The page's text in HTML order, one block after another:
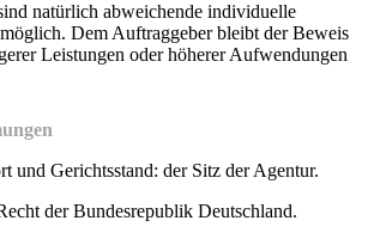
natürlich abweichende individuelle
Dem Auftraggeber bleibt der Beweis
Leistungen oder höherer Aufwendungen
und Gerichtsstand: der Sitz der Agentur.
der Bundesrepublik Deutschland.